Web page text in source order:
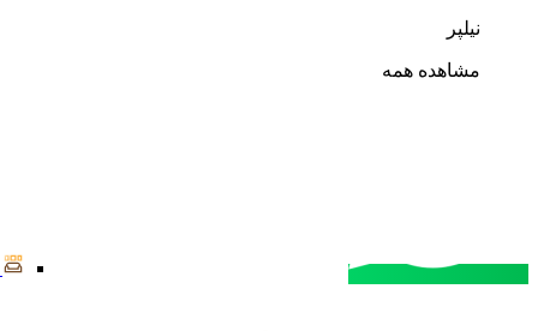
نیلپر
مشاهده همه